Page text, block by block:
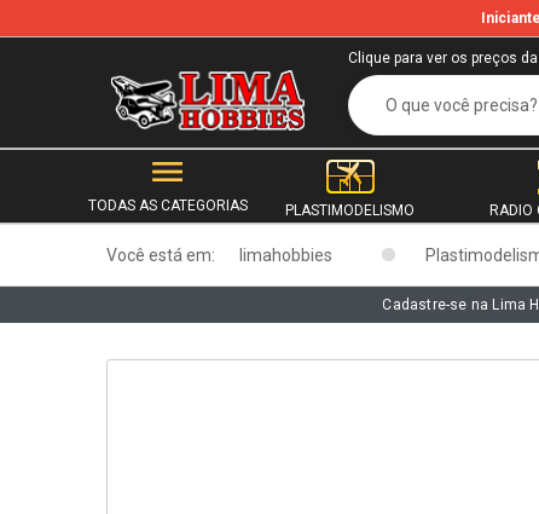
b Clique para ver os preços
TODAS AS CATEGORIAS PLASTIMODELISMO RADIO
Você está em: limahobbies
Cadastre-se na Lima